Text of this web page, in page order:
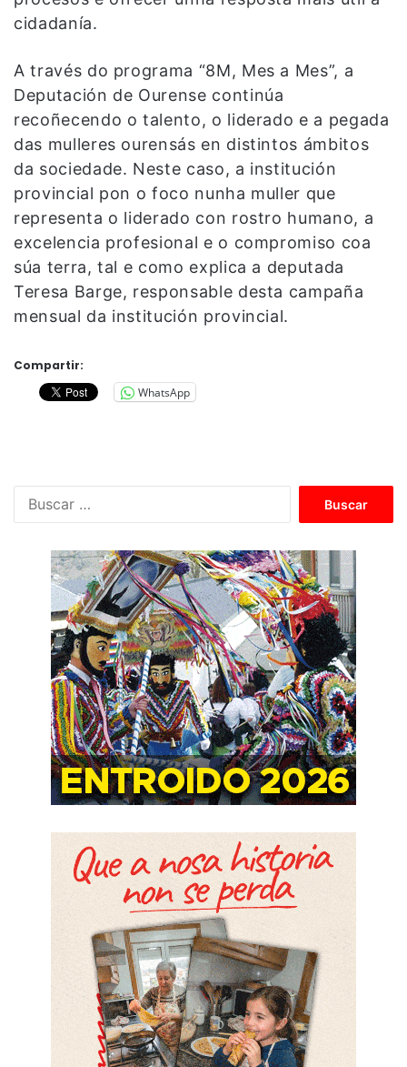
cidadanía.
A través do programa “8M, Mes a Mes”, a
Deputación de Ourense continúa
recoñecendo o talento, o liderado e a pegada
das mulleres ourensás en distintos ámbitos
da sociedade. Neste caso, a institución
provincial pon o foco nunha muller que
representa o liderado con rostro humano, a
excelencia profesional e o compromiso coa
súa terra, tal e como explica a deputada
Teresa Barge, responsable desta campaña
mensual da institución provincial.
Compartir:
WhatsApp
c
a
r
: